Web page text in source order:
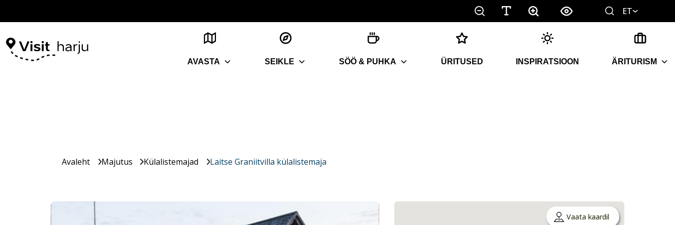
ET
AVASTA SEIKLE SÖÖ & PUHKA ÜRITUSED INSPIRATSIOON ÄRITURISM
Avaleht Majutus Külalistemajad Laitse Graniitvilla külalistemaja
Vaata kaardil